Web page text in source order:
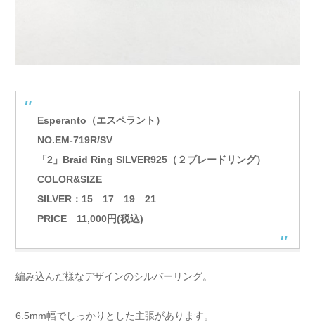
Esperanto（エスペラント）
NO.EM-719R/SV
「2」Braid Ring SILVER925（２ブレードリング）
COLOR&SIZE
SILVER：15 17 19 21
PRICE 11,000円(税込)
編み込んだ様なデザインのシルバーリング。
6.5mm幅でしっかりとした主張があります。